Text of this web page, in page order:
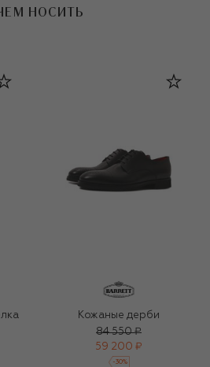
НОСИТЬ
Кожаные дерби
84 550 ₽
59 200 ₽
-30%